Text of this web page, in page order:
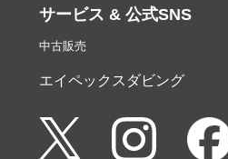
サービス & 公式SNS
中古販売
エイペックスダビング